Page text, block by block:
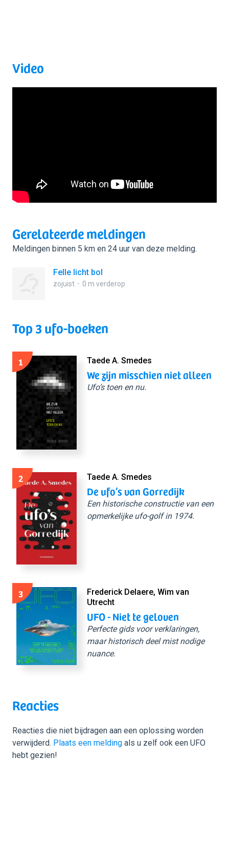
Video
Gerelateerde meldingen
Meldingen binnen 5 km en 24 uur van deze melding.
Felle licht bol
zojuist 0 m verderop
Top 3 ufo-boeken
1 Taede A. Smedes
We zijn misschien niet alleen
Ufo’s toen en nu.
2 Taede A. Smedes
De ufo’s van Gorredijk
Een historische constructie van een
opmerkelijke ufo-golf in 1974.
3
Frederick Delaere, Wim van
Utrecht
UFO - Niet te geloven
Perfecte gids voor verklaringen,
maar historisch deel mist nodige
nuance.
Reacties
Reacties die niet bijdragen aan een oplossing worden
verwijderd. Plaats een melding als u zelf ook een UFO
hebt gezien!